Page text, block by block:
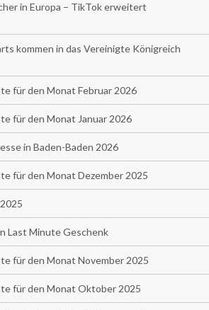
in Europa – TikTok erweitert
kommen in das Vereinigte Königreich
für den Monat Februar 2026
für den Monat Januar 2026
in Baden-Baden 2026
für den Monat Dezember 2025
Last Minute Geschenk
für den Monat November 2025
für den Monat Oktober 2025